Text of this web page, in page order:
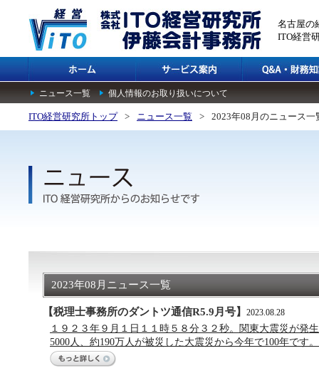
名古屋の
ITO経営
ニュース一覧 個人情報のお取り扱いについて
ITO経営研究所トップ > ニュース一覧 > 2023年08月のニュース一
2023年08月ニュース一覧
【税理士事務所のダントツ通信R5.9月号】 2023.08.28
１９２３年９月１日１１時５８分３２秒。関東大震災が発
5000人、約190万人が被災した大震災から今年で100年で